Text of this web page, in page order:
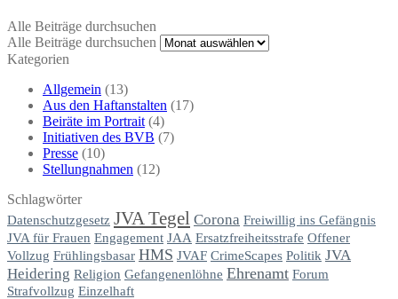
Alle Beiträge durchsuchen
Alle Beiträge durchsuchen
Kategorien
Allgemein (13)
Aus den Haftanstalten (17)
Beiräte im Portrait (4)
Initiativen des BVB (7)
Presse (10)
Stellungnahmen (12)
Schlagwörter
Datenschutzgesetz JVA Tegel Corona Freiwillig ins Gefängnis
JVA für Frauen Engagement JAA Ersatzfreiheitsstrafe Offener
Vollzug Frühlingsbasar HMS JVAF CrimeScapes Politik JVA
Heidering Religion Gefangenenlöhne Ehrenamt Forum
Strafvollzug Einzelhaft